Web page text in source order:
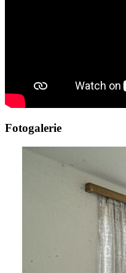
Fotogalerie